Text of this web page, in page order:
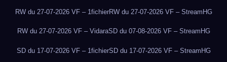
RW du 27-07-2026 VF – 1fichierRW du 27-07-2026 VF – StreamHG
RW du 27-07-2026 VF – VidaraSD du 07-08-2026 VF – StreamHG
SD du 17-07-2026 VF – 1fichierSD du 17-07-2026 VF – StreamHG